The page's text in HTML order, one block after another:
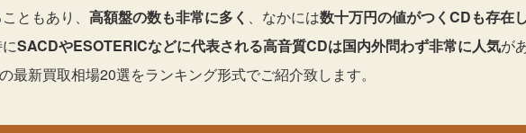
ともあり、 高額盤の数も非常に多く 、なかには数十万円の値がつくCDも存在し
SACDやESOTERICなどに代表される高音質CDは国内外問わず非常に人気が
最新買取相場20選をランキング形式でご紹介致します。